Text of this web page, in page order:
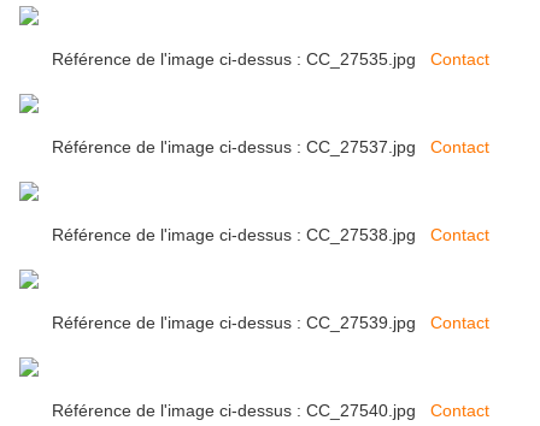
Référence de l'image ci-dessus : CC_27535.jpg Contact
Référence de l'image ci-dessus : CC_27537.jpg Contact
Référence de l'image ci-dessus : CC_27538.jpg Contact
Référence de l'image ci-dessus : CC_27539.jpg Contact
Référence de l'image ci-dessus : CC_27540.jpg Contact